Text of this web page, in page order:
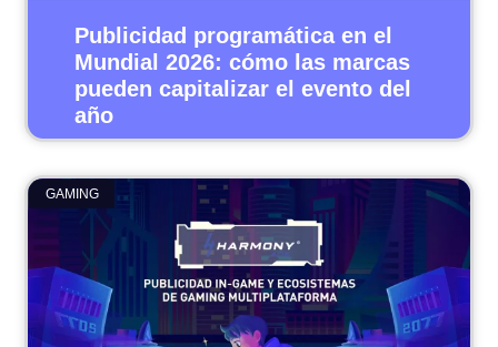
Publicidad programática en el
Mundial 2026: cómo las marcas
pueden capitalizar el evento del
año
GAMING